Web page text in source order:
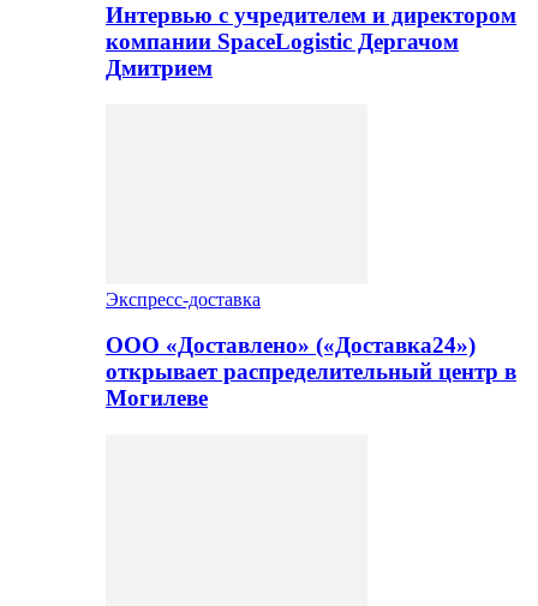
Интервью с учредителем и директором
компании SpaceLogistic Дергачом
Дмитрием
Экспресс-доставка
ООО «Доставлено» («Доставка24»)
открывает распределительный центр в
Могилеве